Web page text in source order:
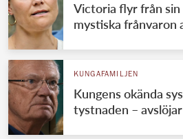
Victoria flyr från sin
mystiska frånvaron
KUNGAFAMILJEN
Kungens okända
tystnaden –